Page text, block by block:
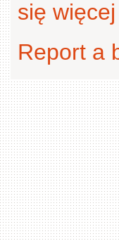
się
Report a